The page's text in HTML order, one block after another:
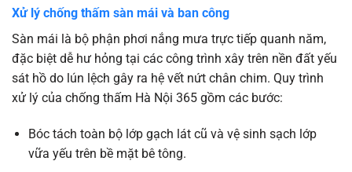
Xử lý chống thấm sàn mái và ban công
Sàn mái là bộ phận phơi nắng mưa trực tiếp quanh năm,
đặc biệt dễ hư hỏng tại các công trình xây trên nền đất yếu
sát hồ do lún lệch gây ra hệ vết nứt chân chim. Quy trình
xử lý của chống thấm Hà Nội 365 gồm các bước:
Bóc tách toàn bộ lớp gạch lát cũ và vệ sinh sạch lớp
vữa yếu trên bề mặt bê tông.